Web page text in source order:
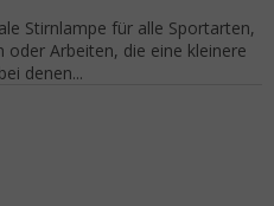
Stirnlampe für alle Sportarten,
Arbeiten, die eine kleinere
denen...